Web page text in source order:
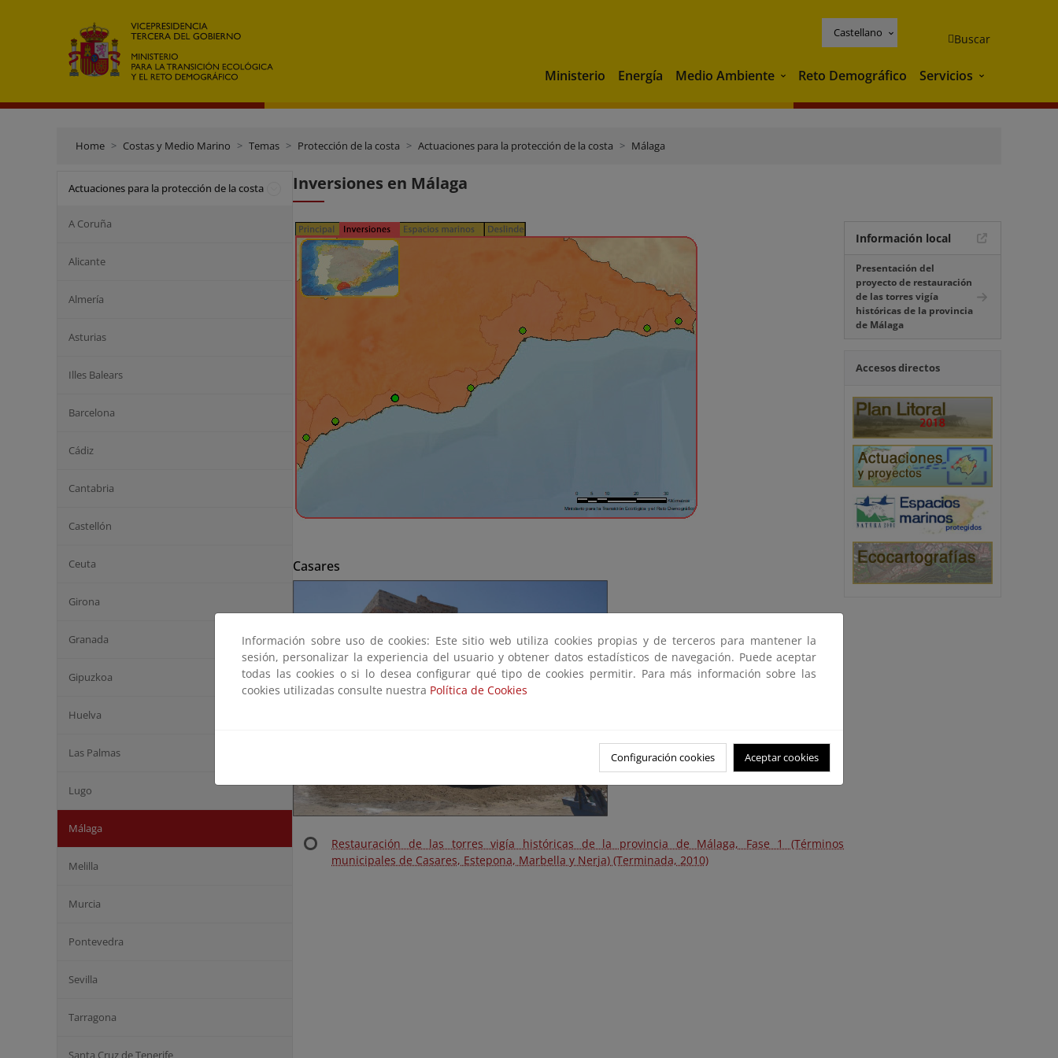
Castellano Buscar
Ministerio Energía Medio Ambiente Medio Ambiente
Reto Demográfico Servicios Servicios
Home Costas y Medio Marino Temas Protección de la costa Actuaciones para la protección de la costa Málaga
Actuaciones para la protección de la costa
A Coruña
Alicante
Almería
Asturias
Illes Balears
Barcelona
Cádiz
Cantabria
Castellón
Ceuta
Girona
Granada
Gipuzkoa
Huelva
Las Palmas
Lugo
Málaga
Melilla
Murcia
Pontevedra
Sevilla
Tarragona
Santa Cruz de Tenerife
Inversiones en Málaga
Casares
Restauración de las torres vigía históricas de la provincia de Málaga, Fase 1 (Términos
municipales de Casares, Estepona, Marbella y Nerja) (Terminada, 2010)
Información local
Presentación del
proyecto de restauración
de las torres vigía
históricas de la provincia
de Málaga
Accesos directos
Información sobre uso de cookies: Este sitio web utiliza cookies propias y de terceros para mantener la
sesión, personalizar la experiencia del usuario y obtener datos estadísticos de navegación. Puede aceptar
todas las cookies o si lo desea configurar qué tipo de cookies permitir. Para más información sobre las
cookies utilizadas consulte nuestra Política de Cookies
Configuración cookies Aceptar cookies